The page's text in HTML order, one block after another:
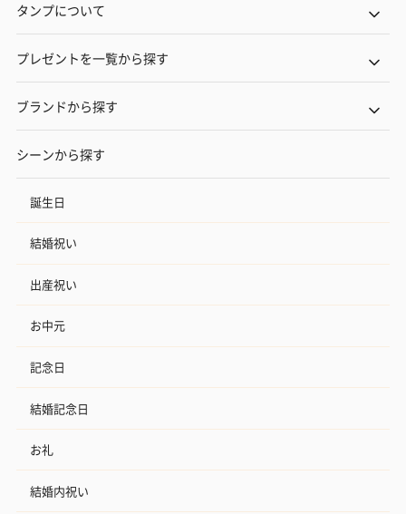
タンプについて
プレゼントを一覧から探す
ブランドから探す
シーンから探す
誕生日
結婚祝い
出産祝い
お中元
記念日
結婚記念日
お礼
結婚内祝い